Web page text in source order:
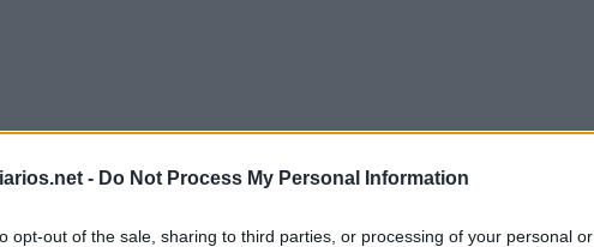
- Do Not Process My Personal Information
opt-out of the sale, sharing to third parties, or processing of your personal or